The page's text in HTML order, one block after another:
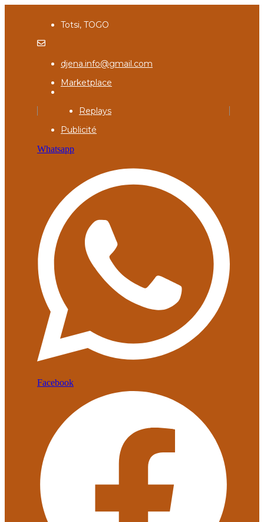
Totsi, TOGO
djena.info@gmail.com
Marketplace
Replays
Publicité
Whatsapp
Facebook